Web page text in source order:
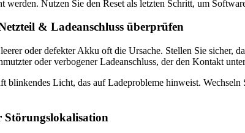
Nutzen Sie den Reset als letzten Schritt, um
& Ladeanschluss überprüfen
oder defekter Akku oft die Ursache. Stellen Sie sicher,
oder verbogener Ladeanschluss, der den Kontakt
Licht, das auf Ladeprobleme hinweist.
Störungslokalisation